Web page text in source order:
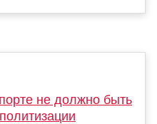
не должно быть